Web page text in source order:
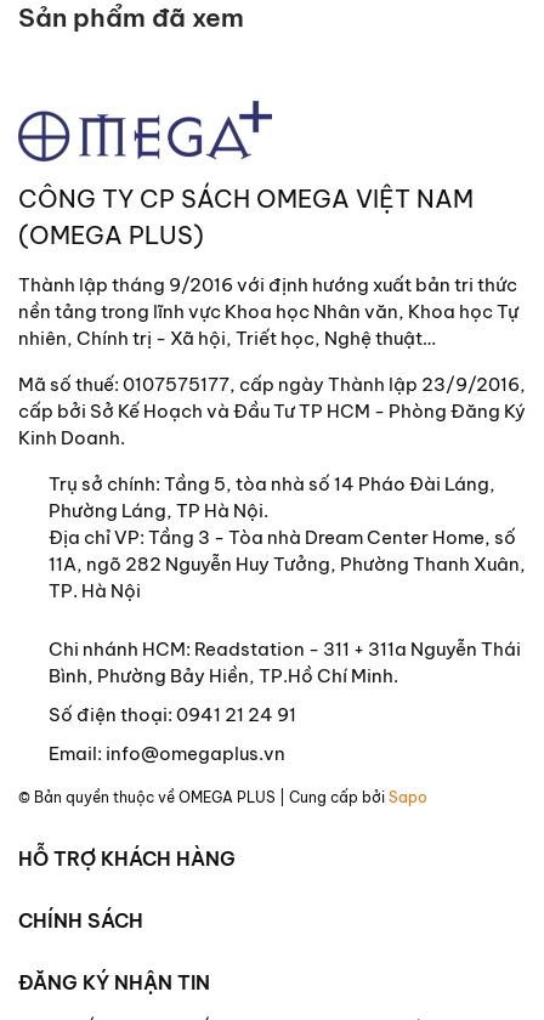
Sản phẩm đã xem
CÔNG TY CP SÁCH OMEGA VIỆT NAM
(OMEGA PLUS)
Thành lập tháng 9/2016 với định hướng xuất bản tri thức
nền tảng trong lĩnh vực Khoa học Nhân văn, Khoa học Tự
nhiên, Chính trị - Xã hội, Triết học, Nghệ thuật…
Mã số thuế: 0107575177, cấp ngày Thành lập 23/9/2016,
cấp bởi Sở Kế Hoạch và Đầu Tư TP HCM - Phòng Đăng Ký
Kinh Doanh.
Trụ sở chính: Tầng 5, tòa nhà số 14 Pháo Đài Láng,
Phường Láng, TP Hà Nội.
Địa chỉ VP: Tầng 3 - Tòa nhà Dream Center Home, số
11A, ngõ 282 Nguyễn Huy Tưởng, Phường Thanh Xuân,
TP. Hà Nội
Chi nhánh HCM: Readstation - 311 + 311a Nguyễn Thái
Bình, Phường Bảy Hiền, TP.Hồ Chí Minh.
Số điện thoại: 0941 21 24 91
Email: info@omegaplus.vn
© Bản quyền thuộc về OMEGA PLUS | Cung cấp bởi Sapo
HỖ TRỢ KHÁCH HÀNG
CHÍNH SÁCH
ĐĂNG KÝ NHẬN TIN